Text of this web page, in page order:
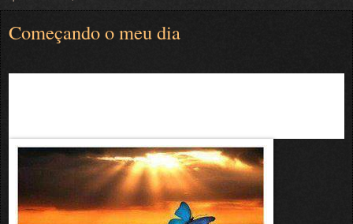
Começando o meu dia